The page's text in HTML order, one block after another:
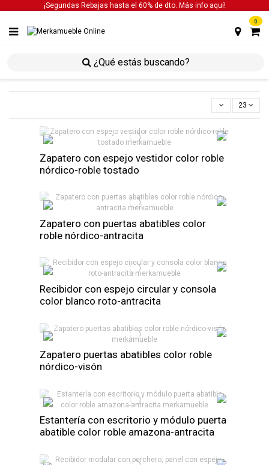
¡Segundas Rebajas hasta el 60% de dto. Más info aquí!
0
estancias estancias auxiliares
23
Zapatero con espejo vestidor color roble
nórdico-roble tostado
Zapatero con puertas abatibles color
roble nórdico-antracita
Recibidor con espejo circular y consola
color blanco roto-antracita
Zapatero puertas abatibles color roble
nórdico-visón
Estantería con escritorio y módulo puerta
abatible color roble amazona-antracita